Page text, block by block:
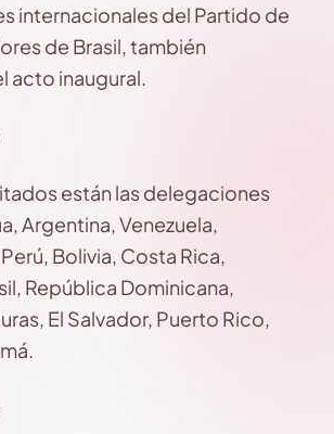
internacionales del Partido de
de Brasil, también
acto inaugural.
están las delegaciones
Argentina, Venezuela,
Bolivia, Costa Rica,
República Dominicana,
El Salvador, Puerto Rico,